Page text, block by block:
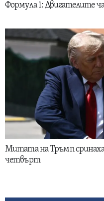
Формула 1: Двигателите
Митата на Тръмп сринаха
четвърт